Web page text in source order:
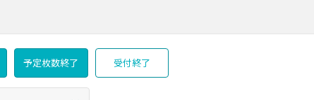
予定枚数終了 受付終了